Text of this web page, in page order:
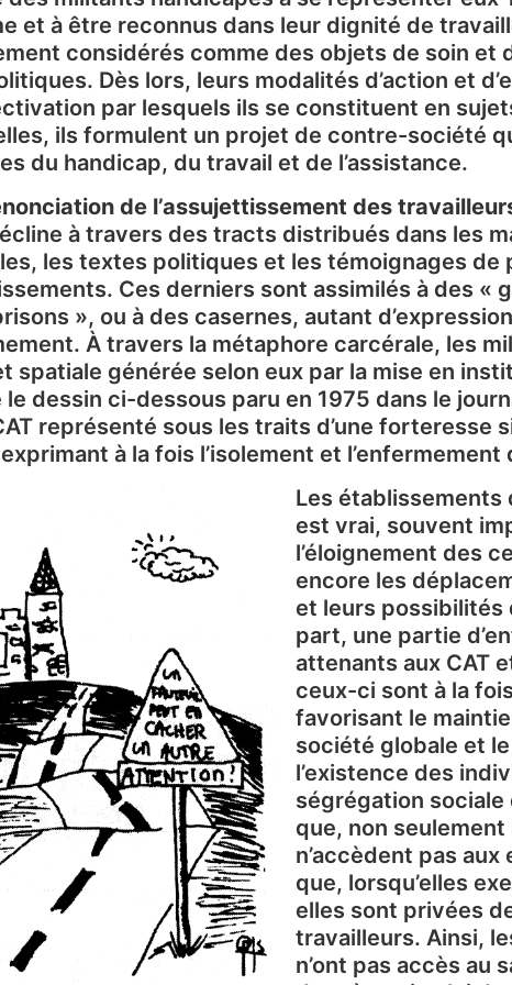
et à être reconnus dans leur dignité de
considérés comme des objets de soin et
Dès lors, leurs modalités d’action et
par lesquels ils se constituent en
ils formulent un projet de contre-société
du handicap, du travail et de l’assistance.
de l’assujettissement des
à travers des tracts distribués dans les
les textes politiques et les témoignages de
Ces derniers sont assimilés à des «
», ou à des casernes, autant
À travers la métaphore carcérale, les
spatiale générée selon eux par la mise en
le dessin ci-dessous paru en 1975 dans le
représenté sous les traits d’une forteresse
à la fois l’isolement et
Les
est vrai, souvent
l’éloignement des
encore les
et leurs possibilités
part, une partie
attenants aux CAT
ceux-ci sont à la
favorisant le
société globale et
l’existence des
ségrégation
que, non
n’accèdent pas
que, lorsqu’elles
elles sont privées
travailleurs. Ainsi,
n’ont pas accès au